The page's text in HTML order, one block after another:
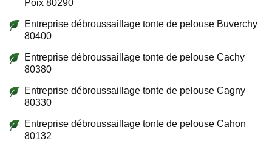
Poix 80290
Entreprise débroussaillage tonte de pelouse Buverchy
80400
Entreprise débroussaillage tonte de pelouse Cachy
80380
Entreprise débroussaillage tonte de pelouse Cagny
80330
Entreprise débroussaillage tonte de pelouse Cahon
80132